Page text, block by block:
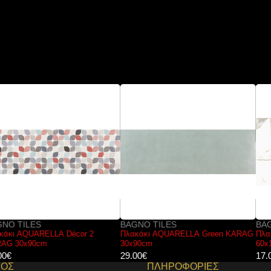
BAGNO TILES
Πλακάκι AQUARELLA Green KARAG
30x90cm
29.00
BAGNO TILES
Πλακάκι CALACATA Century KARAG
60x120cm
17.00
ΠΛΗΡΟΦΟΡΙΕΣ